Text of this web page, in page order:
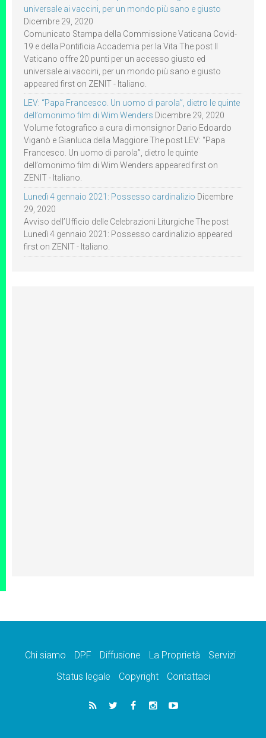
universale ai vaccini, per un mondo più sano e giusto
Dicembre 29, 2020
Comunicato Stampa della Commissione Vaticana Covid-
19 e della Pontificia Accademia per la Vita The post Il
Vaticano offre 20 punti per un accesso giusto ed
universale ai vaccini, per un mondo più sano e giusto
appeared first on ZENIT - Italiano.
LEV: “Papa Francesco. Un uomo di parola”, dietro le quinte
dell’omonimo film di Wim Wenders Dicembre 29, 2020
Volume fotografico a cura di monsignor Dario Edoardo
Viganò e Gianluca della Maggiore The post LEV: “Papa
Francesco. Un uomo di parola”, dietro le quinte
dell’omonimo film di Wim Wenders appeared first on
ZENIT - Italiano.
Lunedì 4 gennaio 2021: Possesso cardinalizio Dicembre
29, 2020
Avviso dell’Ufficio delle Celebrazioni Liturgiche The post
Lunedì 4 gennaio 2021: Possesso cardinalizio appeared
first on ZENIT - Italiano.
Chi siamo DPF Diffusione La Proprietà
Servizi
Status legale
Copyright Contattaci